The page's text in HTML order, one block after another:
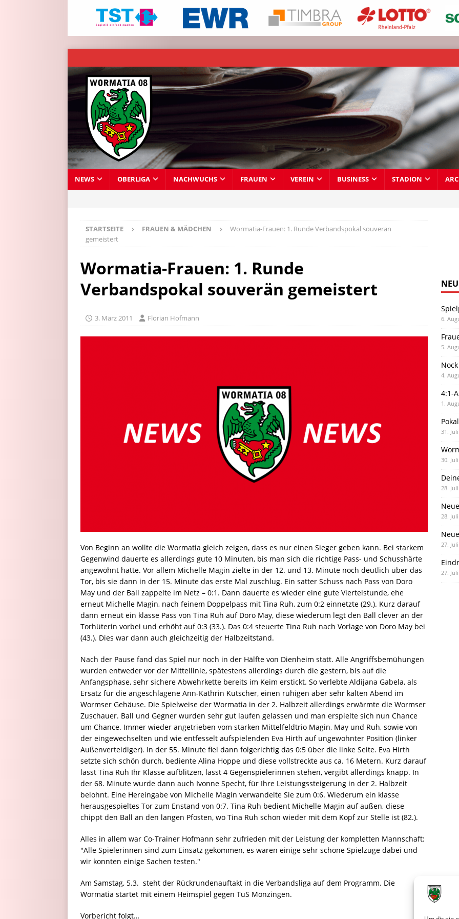
NEWS OBERLIGA NACHWUCHS FRAUEN VEREIN BUSINESS STADION
STARTSEITE FRAUEN & MÄDCHEN
Wormatia-Frauen: 1. Runde Verbandspokal souverän
gemeistert
Wormatia-Frauen: 1. Runde
Verbandspokal souverän gemeistert
3. März 2011 Florian Hofmann
Von Beginn an wollte die Wormatia gleich zeigen, dass es nur einen Sieger geben kann. Bei starkem
Gegenwind dauerte es allerdings gute 10 Minuten, bis man sich die richtige Pass- und Schusshärte
angewöhnt hatte. Vor allem Michelle Magin zielte in der 12. und 13. Minute noch deutlich über das
Tor, bis sie dann in der 15. Minute das erste Mal zuschlug. Ein satter Schuss nach Pass von Doro
May und der Ball zappelte im Netz – 0:1. Dann dauerte es wieder eine gute Viertelstunde, ehe
erneut Michelle Magin, nach feinem Doppelpass mit Tina Ruh, zum 0:2 einnetzte (29.). Kurz darauf
dann erneut ein klasse Pass von Tina Ruh auf Doro May, diese wiederum legt den Ball clever an der
Torhüterin vorbei und erhöht auf 0:3 (33.). Das 0:4 steuerte Tina Ruh nach Vorlage von Doro May bei
(43.). Dies war dann auch gleichzeitig der Halbzeitstand.
Nach der Pause fand das Spiel nur noch in der Hälfte von Dienheim statt. Alle Angriffsbemühungen
wurden entweder vor der Mittellinie, spätestens allerdings durch die gestern, bis auf die
Anfangsphase, sehr sichere Abwehrkette bereits im Keim erstickt. So verlebte Aldijana Gabela, als
Ersatz für die angeschlagene Ann-Kathrin Kutscher, einen ruhigen aber sehr kalten Abend im
Wormser Gehäuse. Die Spielweise der Wormatia in der 2. Halbzeit allerdings erwärmte die Wormser
Zuschauer. Ball und Gegner wurden sehr gut laufen gelassen und man erspielte sich nun Chance
um Chance. Immer wieder angetrieben vom starken Mittelfeldtrio Magin, May und Ruh, sowie von
der eingewechselten und wie entfesselt aufspielenden Eva Hirth auf ungewohnter Position (linker
Außenverteidiger). In der 55. Minute fiel dann folgerichtig das 0:5 über die linke Seite. Eva Hirth
setzte sich schön durch, bediente Alina Hoppe und diese vollstreckte aus ca. 16 Metern. Kurz darauf
lässt Tina Ruh Ihr Klasse aufblitzen, lässt 4 Gegenspielerinnen stehen, vergibt allerdings knapp. In
der 68. Minute wurde dann auch Ivonne Specht, für Ihre Leistungssteigerung in der 2. Halbzeit
belohnt. Eine Hereingabe von Michelle Magin verwandelte Sie zum 0:6. Wiederum ein klasse
herausgespieltes Tor zum Enstand von 0:7. Tina Ruh bedient Michelle Magin auf außen, diese
chippt den Ball an den langen Pfosten, wo Tina Ruh schon wieder mit dem Kopf zur Stelle ist (82.).
Alles in allem war Co-Trainer Hofmann sehr zufrieden mit der Leistung der kompletten Mannschaft:
"Alle Spielerinnen sind zum Einsatz gekommen, es waren einige sehr schöne Spielzüge dabei und
wir konnten einige Sachen testen."
Am Samstag, 5.3. steht der Rückrundenauftakt in die Verbandsliga auf dem Programm. Die
Wormatia startet mit einem Heimspiel gegen TuS Monzingen.
Vorbericht folgt…
6.
5.
4.
4:1-
1.
31.
30.
28.
28.
27.
27.